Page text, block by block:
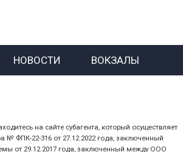
номер заказа;
НОВОСТИ ВОКЗАЛЫ
на сайте субагента, который осуществляет
ФПК-22-316 от 27.12.2022 года, заключенный
от 29.12.2017 года, заключенный между ООО